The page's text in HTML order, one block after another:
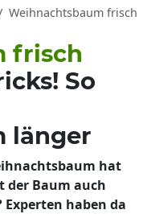
Weihnachtsbaum frisch
frisch
So
länger
hat
der Baum auch
haben da